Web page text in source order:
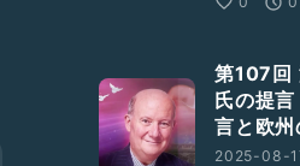
第107回
氏の提
言と欧
2025-08-